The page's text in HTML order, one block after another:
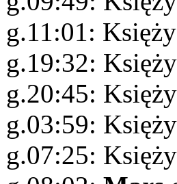
g.03:59:
g.07:25: